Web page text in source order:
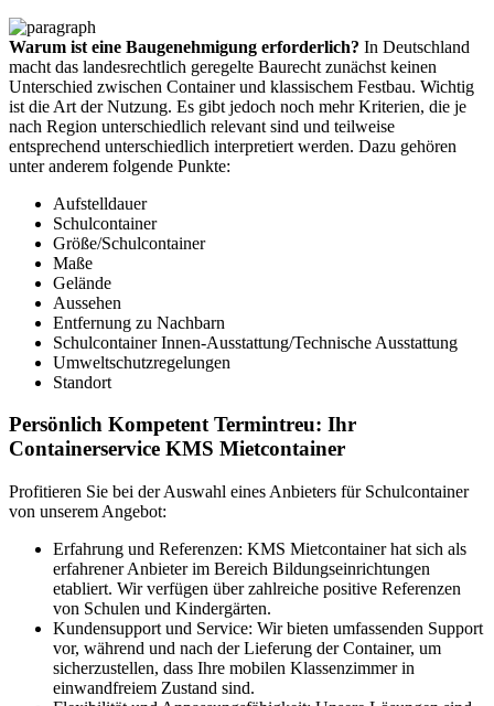
Warum ist eine Baugenehmigung erforderlich? In Deutschland
macht das landesrechtlich geregelte Baurecht zunächst keinen
Unterschied zwischen Container und klassischem Festbau. Wichtig
ist die Art der Nutzung. Es gibt jedoch noch mehr Kriterien, die je
nach Region unterschiedlich relevant sind und teilweise
entsprechend unterschiedlich interpretiert werden. Dazu gehören
unter anderem folgende Punkte:
Aufstelldauer
Schulcontainer
Größe/Schulcontainer
Maße
Gelände
Aussehen
Entfernung zu Nachbarn
Schulcontainer Innen-Ausstattung/Technische Ausstattung
Umweltschutzregelungen
Standort
Persönlich Kompetent Termintreu: Ihr
Containerservice KMS Mietcontainer
Profitieren Sie bei der Auswahl eines Anbieters für Schulcontainer
von unserem Angebot:
Erfahrung und Referenzen: KMS Mietcontainer hat sich als
erfahrener Anbieter im Bereich Bildungseinrichtungen
etabliert. Wir verfügen über zahlreiche positive Referenzen
von Schulen und Kindergärten.
Kundensupport und Service: Wir bieten umfassenden Support
vor, während und nach der Lieferung der Container, um
sicherzustellen, dass Ihre mobilen Klassenzimmer in
einwandfreiem Zustand sind.